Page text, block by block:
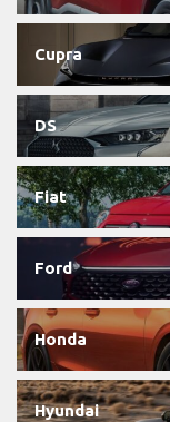
Cupra
DS
Fiat
Ford
Honda
Hyundai